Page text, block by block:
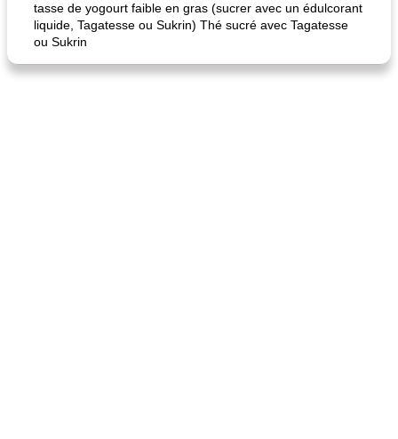
tasse de yogourt faible en gras (sucrer avec un édulcorant
liquide, Tagatesse ou Sukrin) Thé sucré avec Tagatesse
ou Sukrin